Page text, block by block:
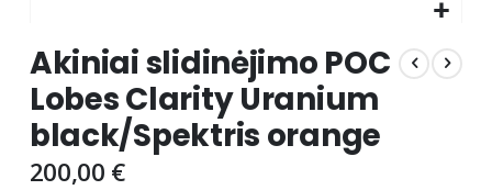
to
the
beginning
of
the
images
Akiniai slidinėjimo POC
Lobes Clarity Uranium
black/Spektris orange
200,00 €